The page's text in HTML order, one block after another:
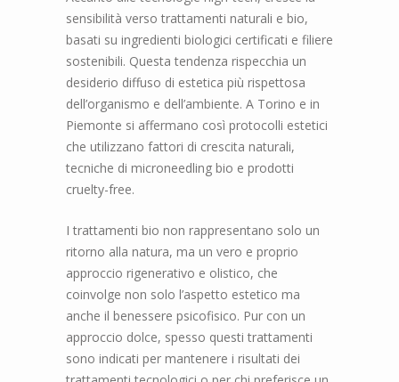
sensibilità verso trattamenti naturali e bio,
basati su ingredienti biologici certificati e filiere
sostenibili. Questa tendenza rispecchia un
desiderio diffuso di estetica più rispettosa
dell’organismo e dell’ambiente. A Torino e in
Piemonte si affermano così protocolli estetici
che utilizzano fattori di crescita naturali,
tecniche di microneedling bio e prodotti
cruelty-free.
I trattamenti bio non rappresentano solo un
ritorno alla natura, ma un vero e proprio
approccio rigenerativo e olistico, che
coinvolge non solo l’aspetto estetico ma
anche il benessere psicofisico. Pur con un
approccio dolce, spesso questi trattamenti
sono indicati per mantenere i risultati dei